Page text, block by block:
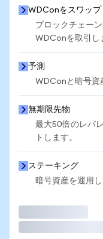
WDConをスワップ
ブロックチェー
WDConを取引し
予測
WDConと暗号資
無期限先物
最大50倍のレバ
トします。
ステーキング
暗号資産を運用